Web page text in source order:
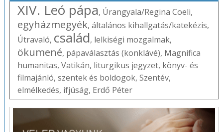
XIV. Leó pápa, Úrangyala/Regina Coeli,
egyházmegyék, általános kihallgatás/katekézis,
Útravaló, család, lelkiségi mozgalmak,
ökumené, pápaválasztás (konklávé), Magnifica
humanitas, Vatikán, liturgikus jegyzet, könyv- és
filmajánló, szentek és boldogok, Szentév,
elmélkedés, ifjúság, Erdő Péter